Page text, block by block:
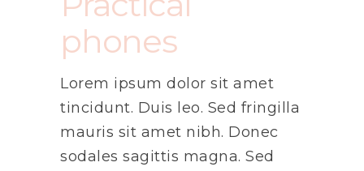
phones
Lorem ipsum dolor sit amet
tincidunt. Duis leo. Sed fringilla
mauris sit amet nibh. Donec
sodales sagittis magna. Sed